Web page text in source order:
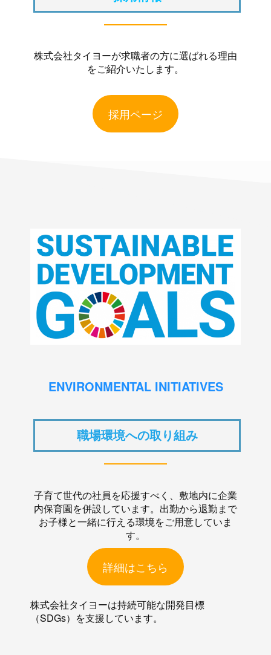
株式会社タイヨーが求職者の方に選ばれる理由
をご紹介いたします。
採用ページ
ENVIRONMENTAL INITIATIVES
職場環境への取り組み
子育て世代の社員を応援すべく、敷地内に企業
内保育園を併設しています。出勤から退勤まで
お子様と一緒に行える環境をご用意していま
す。
詳細はこちら
株式会社タイヨーは持続可能な開発目標
（SDGs）を支援しています。